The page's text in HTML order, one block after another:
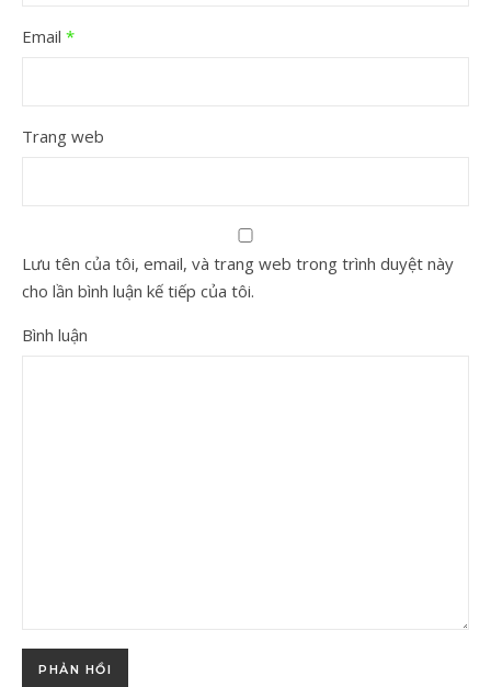
Email *
Trang web
Lưu tên của tôi, email, và trang web trong trình duyệt này
cho lần bình luận kế tiếp của tôi.
Bình luận